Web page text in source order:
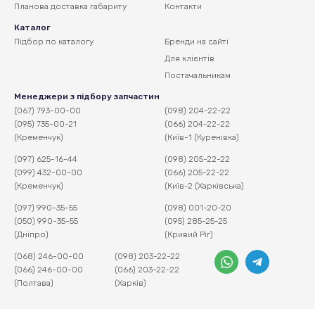
Планова доставка габариту
Контакти
Каталог
Підбор по каталогу
Бренди на сайті
Для клієнтів
Постачальникам
Менеджери з підбору запчастин
(067) 793-00-00
(095) 735-00-21
(Кременчук)
(097) 625-16-44
(099) 432-00-00
(Кременчук)
(097) 990-35-55
(050) 990-35-55
(Дніпро)
(098) 204-22-22
(066) 204-22-22
(Київ-1 (Куренівка)
(098) 205-22-22
(066) 205-22-22
(Київ-2 (Харківська)
(098) 001-20-20
(095) 285-25-25
(Кривий Ріг)
(068) 246-00-00
(066) 246-00-00
(Полтава)
(098) 203-22-22
(066) 203-22-22
(Харків)